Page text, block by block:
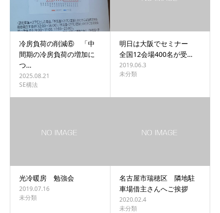
冷房負荷の削減⑥ 「中
間期の冷房負荷の増加に
つ…
2025.08.21
SE構法
明日は大阪でセミナー
全国12会場400名が受…
2019.06.3
未分類
光冷暖房 勉強会
2019.07.16
未分類
名古屋市瑞穂区 隣地駐
車場借主さんへご挨拶
2020.02.4
未分類